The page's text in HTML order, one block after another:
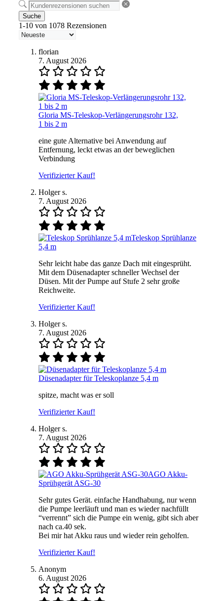
Suche
1-10 von 1078 Rezensionen
florian
7. August 2026
Gloria MS-Teleskop-Verlängerungsrohr 132,
1 bis 2 m
eine gute Alternative bei Anwendung auf
Entfernung, leckt etwas an der beweglichen
Verbindung
Verifizierter Kauf!
Holger s.
7. August 2026
Teleskop Sprühlanze
5,4 m
Sehr leicht habe das ganze Dach mit eingesprüht.
Mit dem Düsenadapter schneller Wechsel der
Düsen. Mit der Pumpe auf Stufe 2 sehr große
Reichweite.
Verifizierter Kauf!
Holger s.
7. August 2026
Düsenadapter für Teleskoplanze 5,4 m
spitze, macht was er soll
Verifizierter Kauf!
Holger s.
7. August 2026
AGO Akku-
Sprühgerät ASG-30
Sehr gutes Gerät. einfache Handhabung, nur wenn
die Pumpe leerläuft und man es wieder nachfüllt
“verrennt” sich die Pumpe ein wenig, gibt sich aber
nach ca.40 sek.
Bei mir hat Akku raus und wieder rein geholfen.
Verifizierter Kauf!
Anonym
6. August 2026